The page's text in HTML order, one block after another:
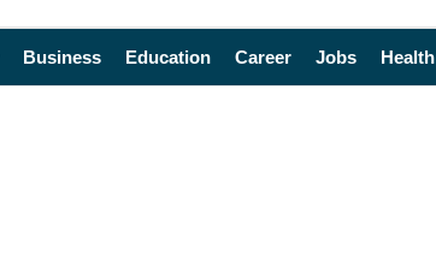
Business Education Career Jobs Health